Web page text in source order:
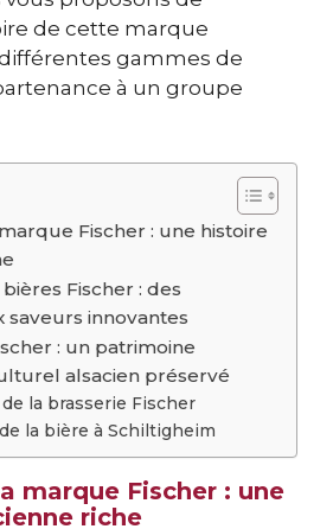
de cette marque
gammes de
à un groupe
Fischer : une histoire
Fischer : des
saveurs innovantes
: un patrimoine
alsacien préservé
la brasserie Fischer
la bière à Schiltigheim
marque Fischer : une
riche